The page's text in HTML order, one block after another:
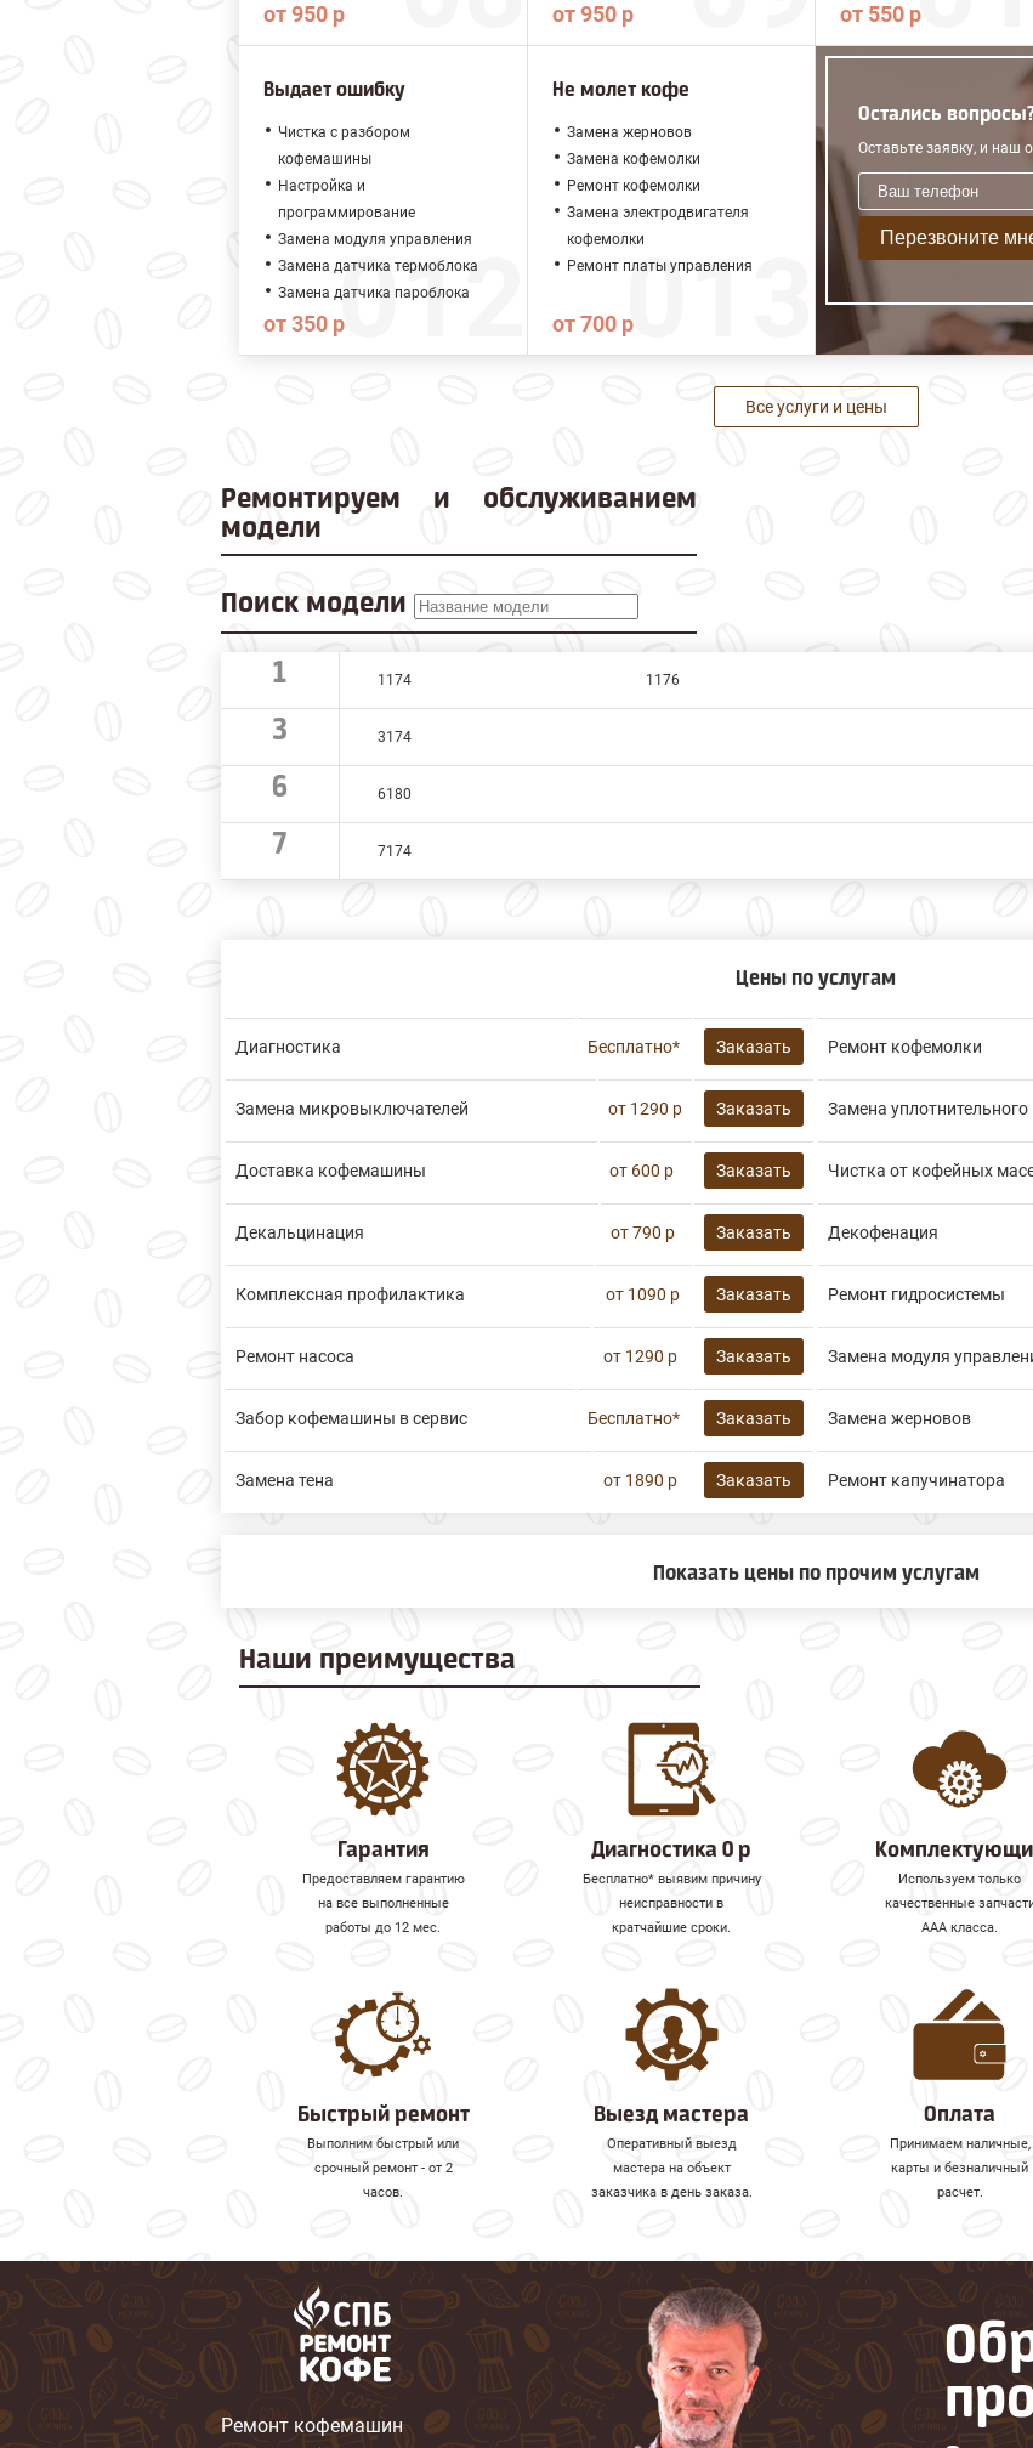
от 950 р от 950 р от 550 р
Выдает ошибку
Чистка с разбором
кофемашины
Настройка и
программирование
Замена модуля управления
Замена датчика термоблока
Замена датчика пароблока
от 350 р
Не молет кофе
Замена жерновов
Замена кофемолки
Ремонт кофемолки
Замена электродвигателя
кофемолки
Ремонт платы управления
от 700 р
Остались
Оставьте заявку, и наш
Перезвоните
Все услуги и цены
Ремонтируем и обслуживанием
модели
Поиск модели
1 1174 1176
3 3174
6 6180
7 7174
Цены по услугам
Диагностика Бесплатно* Заказать Ремонт кофемолки
Замена микровыключателей от 1290 р Заказать Замена
Доставка кофемашины от 600 р Заказать Чистка от кофейных
Декальцинация от 790 р Заказать Декофенация
Комплексная профилактика от 1090 р Заказать Ремонт гидросистемы
Ремонт насоса от 1290 р Заказать Замена модуля
Забор кофемашины в сервис Бесплатно* Заказать Замена жерновов
Замена тена от 1890 р Заказать Ремонт капучинатора
Показать цены по прочим услугам
Наши преимущества
Гарантия
Предоставляем гарантию
на все выполненные
работы до 12 мес.
Диагностика 0 р
Бесплатно* выявим причину
неисправности в
кратчайшие сроки.
Используем только
качественные
ААА класса.
Быстрый ремонт
Выполним быстрый или
срочный ремонт - от 2
часов.
Выезд мастера
Оперативный выезд
мастера на объект
заказчика в день заказа.
Оплата
Принимаем наличные,
карты и безналичный
расчет.
Ремонт кофемашин